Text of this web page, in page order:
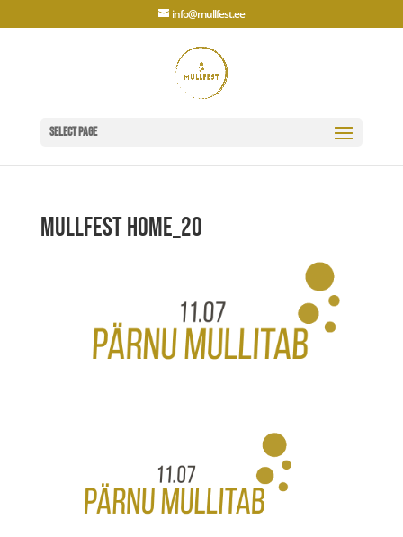
info@mullfest.ee
Select Page
Mullfest home_20